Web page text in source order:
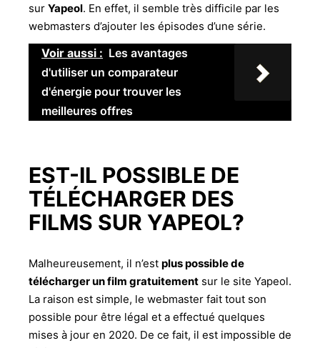
sur Yapeol. En effet, il semble très difficile par les
webmasters d’ajouter les épisodes d’une série.
Voir aussi : Les avantages
d'utiliser un comparateur
d'énergie pour trouver les
meilleures offres
EST-IL POSSIBLE DE
TÉLÉCHARGER DES
FILMS SUR YAPEOL?
Malheureusement, il n’est plus possible de
télécharger un film gratuitement sur le site Yapeol.
La raison est simple, le webmaster fait tout son
possible pour être légal et a effectué quelques
mises à jour en 2020. De ce fait, il est impossible de